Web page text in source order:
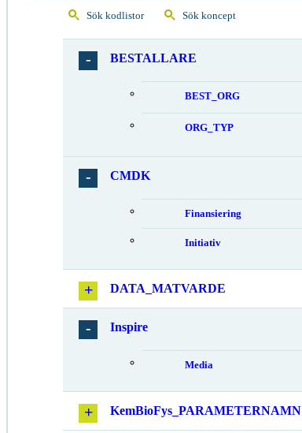
Sök kodlistor Sök koncept
BESTALLARE
BEST_ORG
ORG_TYP
CMDK
Finansiering
Initiativ
DATA_MATVARDE
Inspire
Media
KemBioFys_PARAMETERNAMN